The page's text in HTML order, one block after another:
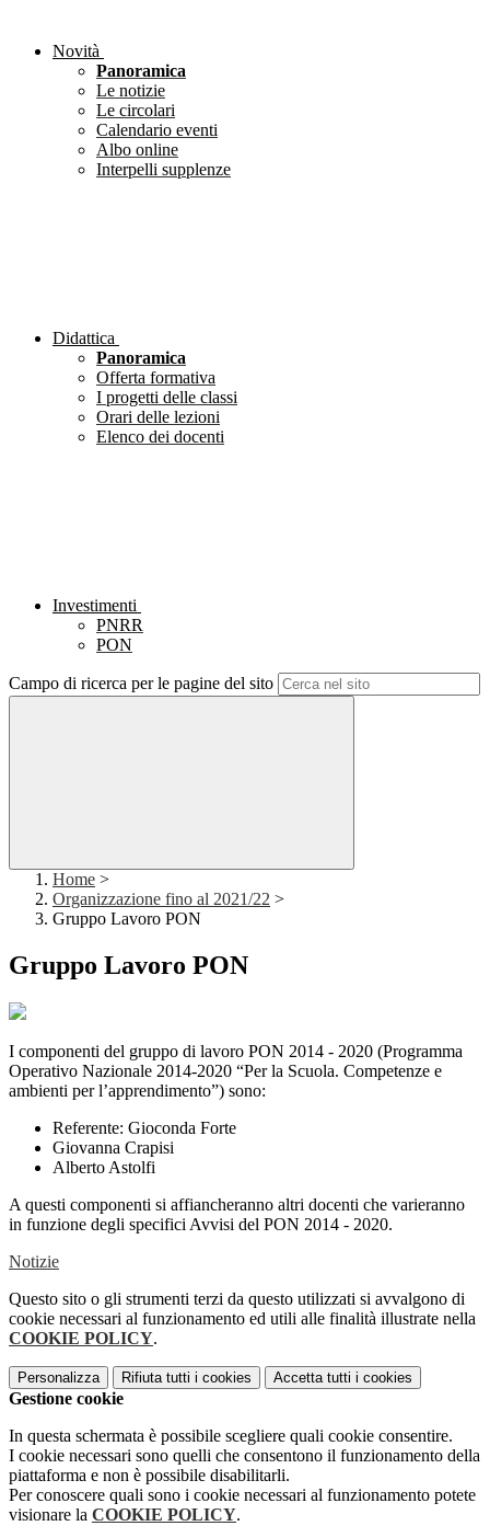
Novità
Panoramica
Le notizie
Le circolari
Calendario eventi
Albo online
Interpelli supplenze
Didattica
Panoramica
Offerta formativa
I progetti delle classi
Orari delle lezioni
Elenco dei docenti
Investimenti
PNRR
PON
Campo di ricerca per le pagine del sito
Home >
Organizzazione fino al 2021/22 >
Gruppo Lavoro PON
Gruppo Lavoro PON
I componenti del gruppo di lavoro PON 2014 - 2020 (Programma
Operativo Nazionale 2014-2020 “Per la Scuola. Competenze e
ambienti per l’apprendimento”) sono:
Referente: Gioconda Forte
Giovanna Crapisi
Alberto Astolfi
A questi componenti si affiancheranno altri docenti che varieranno
in funzione degli specifici Avvisi del PON 2014 - 2020.
Notizie
Questo sito o gli strumenti terzi da questo utilizzati si avvalgono di
cookie necessari al funzionamento ed utili alle finalità illustrate nella
COOKIE POLICY.
Personalizza Rifiuta tutti i cookies Accetta tutti i cookies
Gestione cookie
In questa schermata è possibile scegliere quali cookie consentire.
I cookie necessari sono quelli che consentono il funzionamento della
piattaforma e non è possibile disabilitarli.
Per conoscere quali sono i cookie necessari al funzionamento potete
visionare la COOKIE POLICY.